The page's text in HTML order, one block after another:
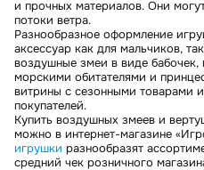
и прочных материалов. Они
потоки ветра.
Разнообразное оформление
аксессуар как для мальчиков,
воздушные змеи в виде
морскими обитателями и
витрины с сезонными товарами
покупателей.
Купить воздушных змеев и
можно в интернет-магазине
игрушки разнообразят
средний чек розничного